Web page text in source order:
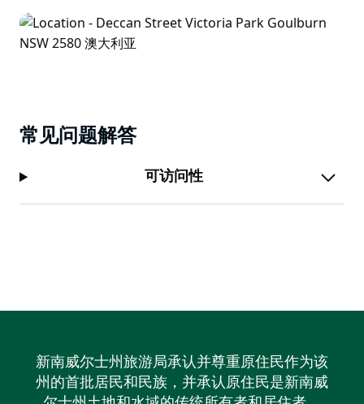
常见问题解答
可访问性
新南威尔士州旅游局承认并尊重原住民作为该
州的首批居民和民族，并承认原住民是新南威